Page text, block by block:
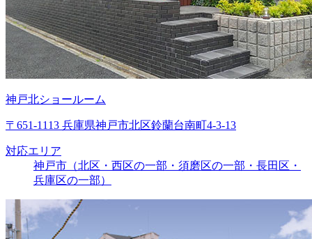
神戸北ショールーム
〒651-1113 兵庫県神戸市北区鈴蘭台南町4-3-13
対応エリア
神戸市（北区・西区の一部・須磨区の一部・長田区・
兵庫区の一部）